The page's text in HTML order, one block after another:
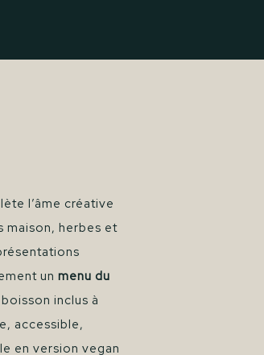
l’âme créative
maison, herbes et
un menu du
inclus à
accessible,
en version vegan